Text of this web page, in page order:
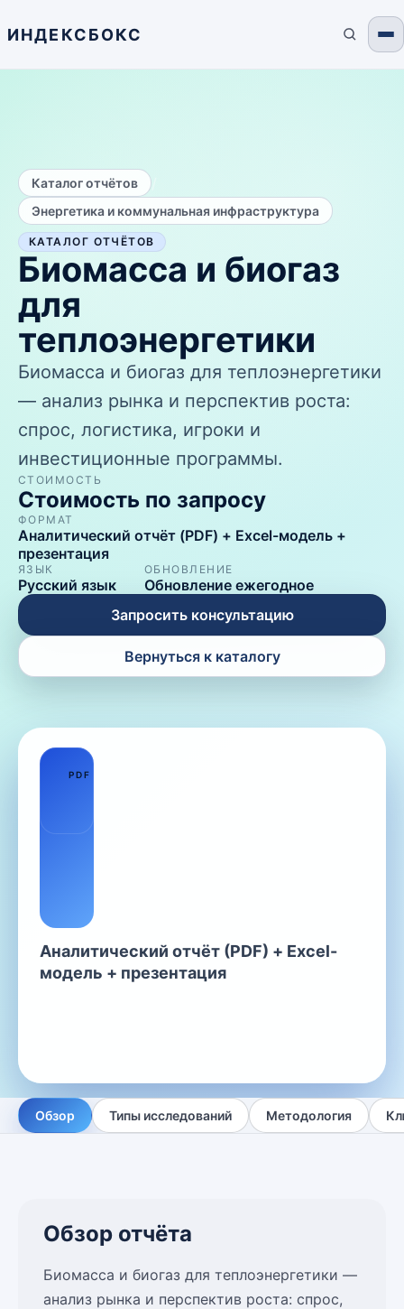
ИНДЕКСБОКС
Каталог отчётов
Энергетика и коммунальная инфраструктура
КАТАЛОГ ОТЧЁТОВ
Биомасса и биогаз
для
теплоэнергетики
Биомасса и биогаз для теплоэнергетики
— анализ рынка и перспектив роста:
спрос, логистика, игроки и
инвестиционные программы.
СТОИМОСТЬ
Стоимость по запросу
ФОРМАТ
Аналитический отчёт (PDF) + Excel-модель +
презентация
ЯЗЫК
Русский язык
ОБНОВЛЕНИЕ
Обновление ежегодное
Запросить консультацию
Вернуться к каталогу
PDF
Аналитический отчёт (PDF) + Excel-
модель + презентация
Обзор Типы исследований Методология
Обзор отчёта
Биомасса и биогаз для теплоэнергетики —
анализ рынка и перспектив роста: спрос,